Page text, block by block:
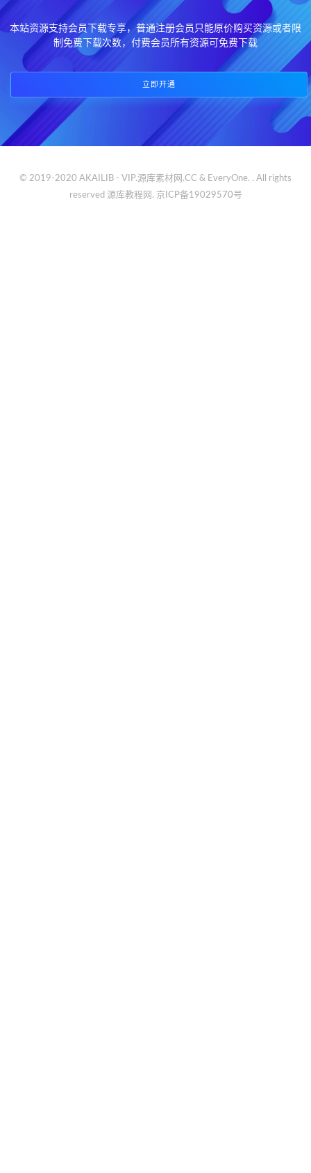
本站资源支持会员下载专享，普通注册会员只能原价购买资源或者限
制免费下载次数，付费会员所有资源可免费下载
立即开通
© 2019-2020 AKAILIB - VIP.源库素材网.CC & EveryOne. . All rights
reserved 源库教程网. 京ICP备19029570号